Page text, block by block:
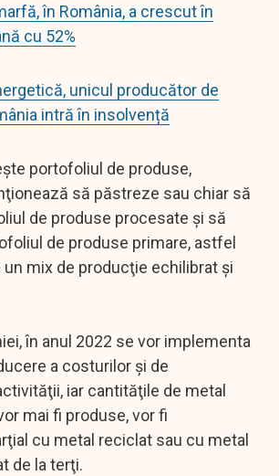
în România, a crescut în
cu 52%
unicul producător de
intră în insolvență
portofoliul de produse,
să păstreze sau chiar să
de produse procesate şi să
de produse primare, astfel
mix de producţie echilibrat şi
în anul 2022 se vor implementa
a costurilor şi de
iar cantităţile de metal
mai fi produse, vor fi
cu metal reciclat sau cu metal
de la terţi.